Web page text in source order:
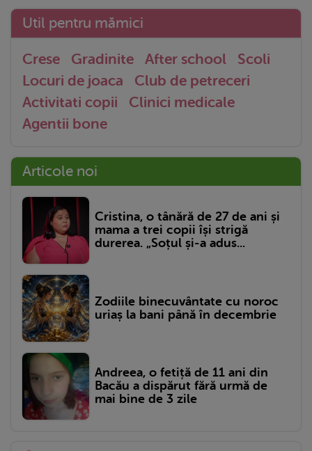
Util pentru mămici
Crese Gradinite After school
Scoli
Locuri de joaca
Club de petreceri
Activitati copii
Clinici medicale
Agentii bone
Articole noi
Cristina, o tânără de 27 de ani și
mama a trei copii își strigă
durerea. „Soțul și-a adus...
Zodiile binecuvântate cu noroc
uriaș la bani până în decembrie
Andreea, o fetiță de 11 ani din
Bacău a dispărut fără urmă de
mai bine de 3 zile